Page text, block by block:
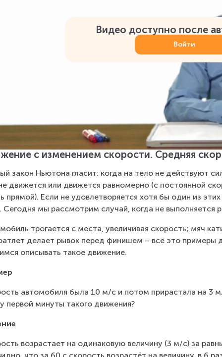
Видео доступно после
Войти
с изменением скорости. Средняя
закон Ньютона гласит: когда на тело не действуют
движется или движется равномерно (с постоянной
прямой). Если не удовлетворяется хотя бы один из
Сегодня мы рассмотрим случай, когда не выполняется
трогается с места, увеличивая скорость; мяч
делает рывок перед финишем – всё это
описывать такое движение.
автомобиля была 10 м/с и потом прирастала на 3
первой минуты такого движения?
возрастает на одинаковую величину (3 м/с) за